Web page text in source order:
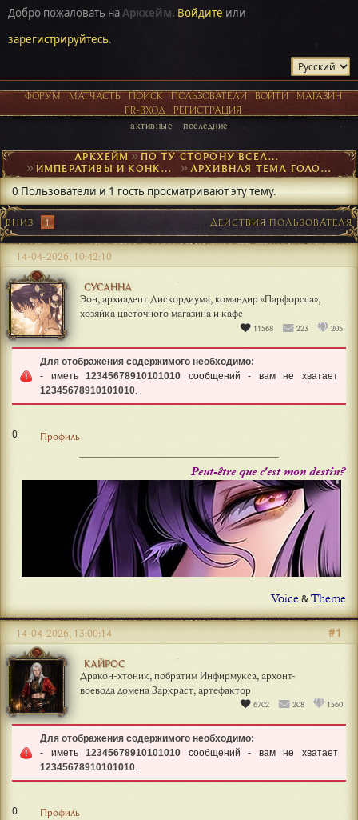
Добро пожаловать наАркхейм. Войдите или
зарегистрируйтесь.
ФОРУМ МАТЧАСТЬ ПОИСК ПОЛЬЗОВАТЕЛИ ВОЙТИ
МАГАЗИН
PR-ВХОД
РЕГИСТРАЦИЯ
активные последние
АРКХЕЙМ► ПО ТУ СТОРОНУ ВСЕЛЕННОЙ
► ИМПЕРАТИВЫ И КОНКУРСЫ ► АРХИВНАЯ ТЕМА ГОЛОСОВАНИЙ
►СЕМЬ ВЕЧЕРОВ С...
0 Пользователи и 1 гость просматривают эту тему.
ВНИЗ 1 ДЕЙСТВИЯ ПОЛЬЗОВАТЕЛЯ
СУСАННА
Эон, архиадепт Дискордиума, командир «Парфорсса»,
хозяйка цветочного магазина и кафе
11568 223 205
14-04-2026, 10:42:10
Для отображения содержимого необходимо:
- иметь12345678910101010 сообщений - вам не хватает
12345678910101010.
0 Профиль
Peut-être que c'est mon destin?
Voice&Theme
КАЙРОС
Дракон-хтоник, побратим Инфирмукса, архонт-
воевода домена Заркраст, артефактор
6702 208 1560
#1
14-04-2026, 13:00:14
Для отображения содержимого необходимо:
- иметь12345678910101010 сообщений - вам не хватает
12345678910101010.
0 Профиль